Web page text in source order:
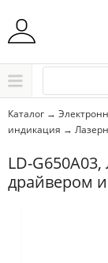
Начните
Выбрать
Каталог →
индикация →
LD-
драйвером